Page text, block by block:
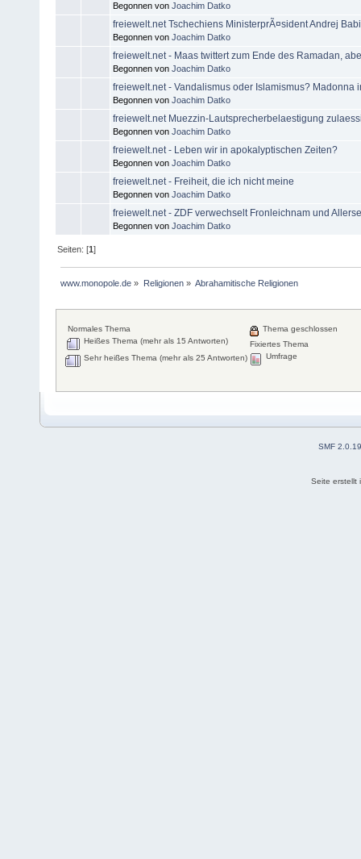
Begonnen von Joachim Datko
freiewelt.net Tschechiens MinisterprÃ¤sident Andrej
Begonnen von Joachim Datko
freiewelt.net - Maas twittert zum Ende des Ramadan,
Begonnen von Joachim Datko
freiewelt.net - Vandalismus oder Islamismus? Madonna
Begonnen von Joachim Datko
freiewelt.net Muezzin-Lautsprecherbelaestigung
Begonnen von Joachim Datko
freiewelt.net - Leben wir in apokalyptischen Zeiten?
Begonnen von Joachim Datko
freiewelt.net - Freiheit, die ich nicht meine
Begonnen von Joachim Datko
freiewelt.net - ZDF verwechselt Fronleichnam und
Begonnen von Joachim Datko
Seiten: [1]
www.monopole.de » Religionen» Abrahamitische Religionen
Normales Thema
Heißes Thema (mehr als 15 Antworten)
Sehr heißes Thema (mehr als 25 Antworten)
Thema geschlossen
Fixiertes Thema
Umfrage
SMF 2.0.19
Seite erstellt